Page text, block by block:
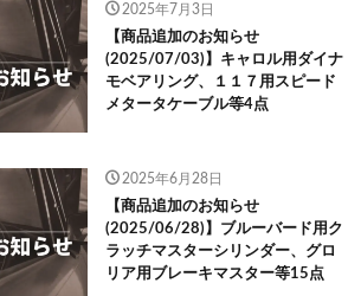
2025年7月3日
【商品追加のお知らせ
(2025/07/03)】キャロル用ダイナ
モベアリング、１１７用スピード
メタータケーブル等4点
2025年6月28日
【商品追加のお知らせ
(2025/06/28)】ブルーバード用ク
ラッチマスターシリンダー、グロ
リア用ブレーキマスター等15点